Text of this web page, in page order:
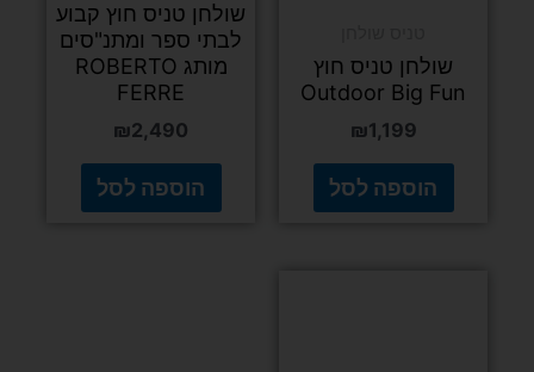
שולחן טניס חוץ
Outdoor Big Fun
₪1,199
הוספה לסל
שולחן טניס חוץ קבוע
לבתי ספר ומתנ"סים
מותג ROBERTO
FERRE
₪2,490
הוספה לסל